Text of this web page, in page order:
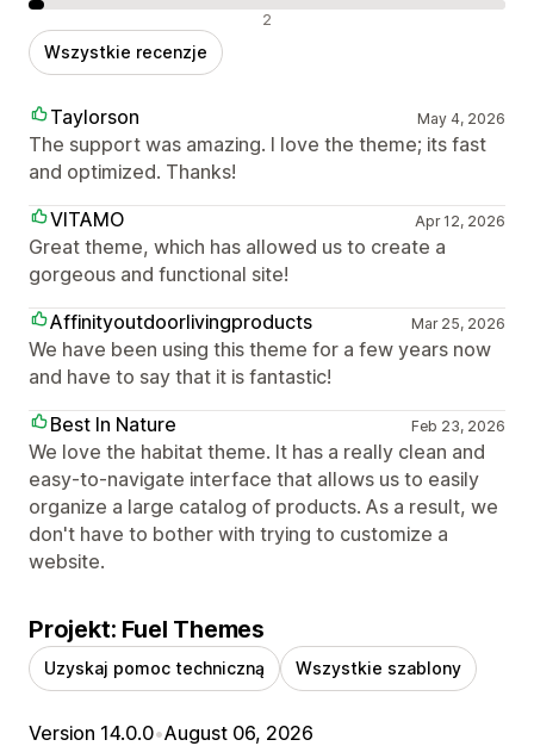
Negatywne recenzje 2
Wszystkie recenzje
Taylorson May 4, 2026
The support was amazing. I love the theme; its fast
and optimized. Thanks!
VITAMO
Apr 12, 2026
Great theme, which has allowed us to create a
gorgeous and functional site!
Affinityoutdoorlivingproducts
Mar 25, 2026
We have been using this theme for a few years now
and have to say that it is fantastic!
Best In Nature
Feb 23, 2026
We love the habitat theme. It has a really clean and
easy-to-navigate interface that allows us to easily
organize a large catalog of products. As a result, we
don't have to bother with trying to customize a
website.
Projekt: Fuel Themes
Uzyskaj pomoc techniczną Wszystkie szablony
Version 14.0.0•August 06, 2026